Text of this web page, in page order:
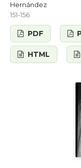
Hernández
151-156
PDF
HTML